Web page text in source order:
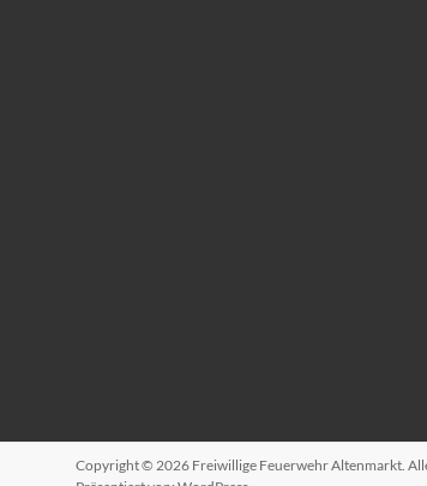
Copyright © 2026 Freiwillige Feuerwehr Altenmarkt.